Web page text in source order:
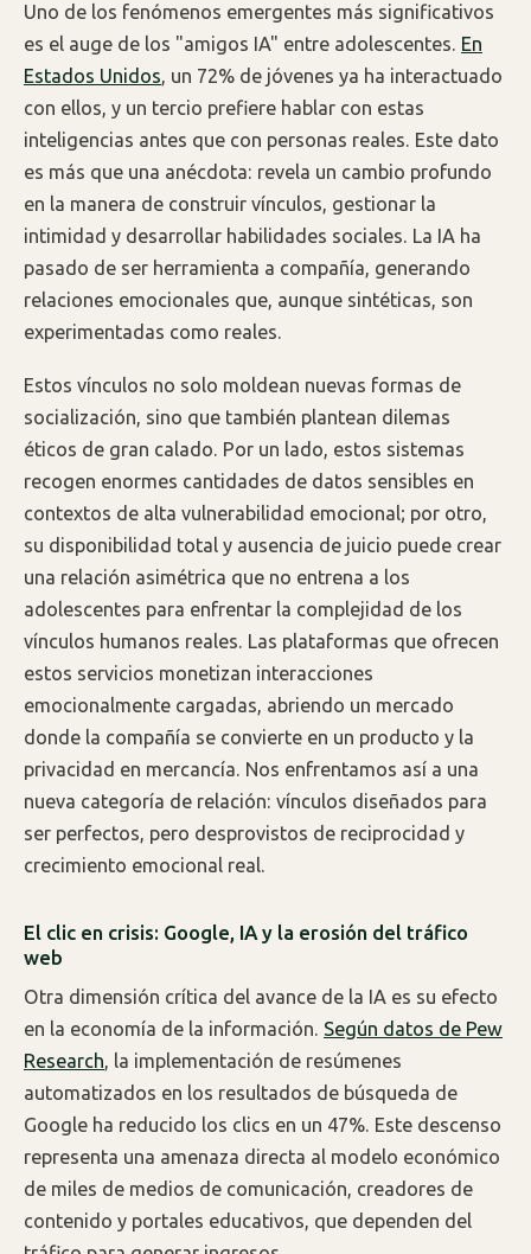
Uno de los fenómenos emergentes más significativos
es el auge de los "amigos IA" entre adolescentes. En
Estados Unidos, un 72% de jóvenes ya ha interactuado
con ellos, y un tercio prefiere hablar con estas
inteligencias antes que con personas reales. Este dato
es más que una anécdota: revela un cambio profundo
en la manera de construir vínculos, gestionar la
intimidad y desarrollar habilidades sociales. La IA ha
pasado de ser herramienta a compañía, generando
relaciones emocionales que, aunque sintéticas, son
experimentadas como reales.
Estos vínculos no solo moldean nuevas formas de
socialización, sino que también plantean dilemas
éticos de gran calado. Por un lado, estos sistemas
recogen enormes cantidades de datos sensibles en
contextos de alta vulnerabilidad emocional; por otro,
su disponibilidad total y ausencia de juicio puede crear
una relación asimétrica que no entrena a los
adolescentes para enfrentar la complejidad de los
vínculos humanos reales. Las plataformas que ofrecen
estos servicios monetizan interacciones
emocionalmente cargadas, abriendo un mercado
donde la compañía se convierte en un producto y la
privacidad en mercancía. Nos enfrentamos así a una
nueva categoría de relación: vínculos diseñados para
ser perfectos, pero desprovistos de reciprocidad y
crecimiento emocional real.
El clic en crisis: Google, IA y la erosión del tráfico
web
Otra dimensión crítica del avance de la IA es su efecto
en la economía de la información. Según datos de Pew
Research , la implementación de resúmenes
automatizados en los resultados de búsqueda de
Google ha reducido los clics en un 47%. Este descenso
representa una amenaza directa al modelo económico
de miles de medios de comunicación, creadores de
contenido y portales educativos, que dependen del